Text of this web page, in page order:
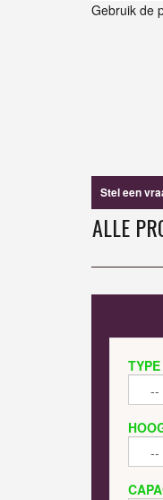
Gebruik de
Stel een
ALLE